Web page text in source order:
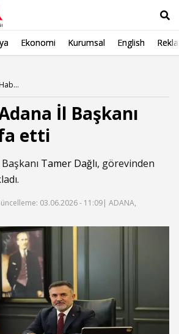
Ekonomi Kurumsal English
Politika Haberleri
İl Başkanı
etti
Tamer Dağlı, görevinden
03.06.2026 - 11:09| ADANA,